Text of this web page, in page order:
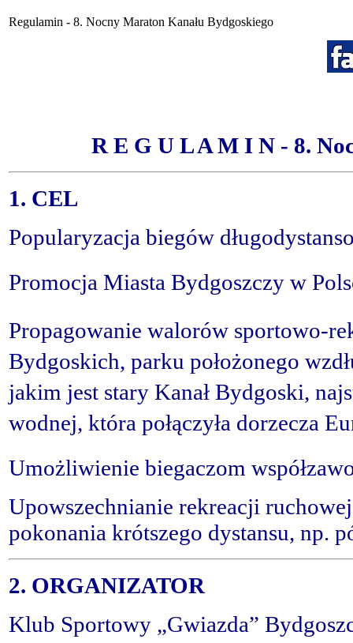
Regulamin - 8. Nocny Maraton Kanału Bydgoskiego
R E G U L A M I N - 8.
1. CEL
Popularyzacja biegów
Promocja Miasta Bydgoszczy w
Propagowanie walorów sportowo-
Bydgoskich, parku położonego
jakim jest stary Kanał Bydgoski,
wodnej, która połączyła dorzecza
Umożliwienie biegaczom
Upowszechnianie rekreacji
pokonania krótszego dystansu, np.
2. ORGANIZATOR
Klub Sportowy „Gwiazda”